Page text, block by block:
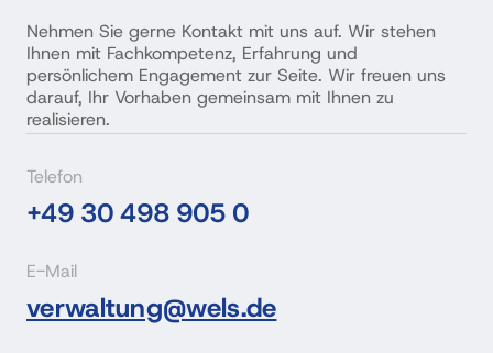
Nehmen Sie gerne Kontakt mit uns auf. Wir stehen
Ihnen mit Fachkompetenz, Erfahrung und
persönlichem Engagement zur Seite. Wir freuen uns
darauf, Ihr Vorhaben gemeinsam mit Ihnen zu
realisieren.
Telefon
+49 30 498 905 0
E-Mail
verwaltung@wels.de